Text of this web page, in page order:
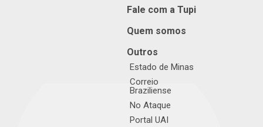
Fale com a Tupi
Quem somos
Outros
Estado de Minas
Correio
Braziliense
No Ataque
Portal UAI